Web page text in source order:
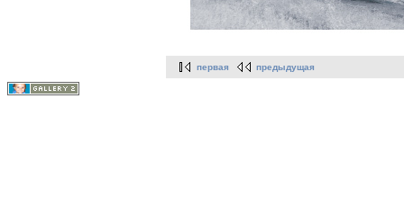
первая предыдущая